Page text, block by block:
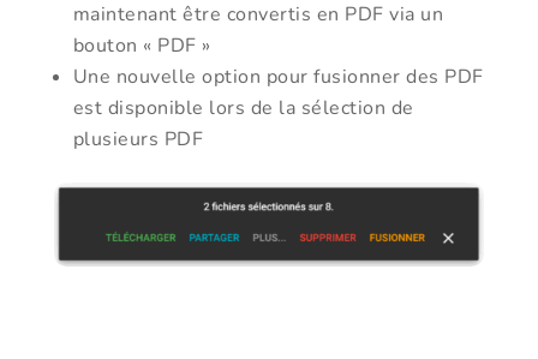
maintenant être convertis en PDF via un
bouton « PDF »
Une nouvelle option pour fusionner des PDF
est disponible lors de la sélection de
plusieurs PDF